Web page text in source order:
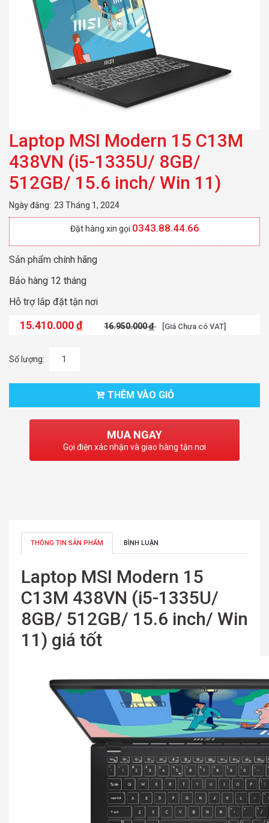
15.6 inch/ Win 11)
Laptop MSI Modern 15 C13M
438VN (i5-1335U/ 8GB/
512GB/ 15.6 inch/ Win 11)
Ngày đăng: 23 Tháng 1, 2024
Đặt hàng xin gọi 0343.88.44.66
Sản phẩm chính hãng
Bảo hàng 12 tháng
Hỗ trợ lắp đặt tận nơi
15.410.000đ 16.950.000đ [Giá Chưa có VAT]
Số lượng:
THÊM VÀO GIỎ
MUA NGAY
Gọi điện xác nhận và giao hàng tận nơi
THÔNG TIN SẢN PHẨM BÌNH LUẬN
Laptop MSI Modern 15
C13M 438VN (i5-1335U/
8GB/ 512GB/ 15.6 inch/ Win
11) giá tốt